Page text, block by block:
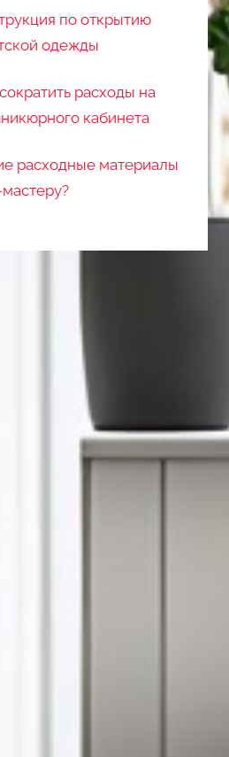
по открытию
одежды
расходы на
кабинета
расходные материалы